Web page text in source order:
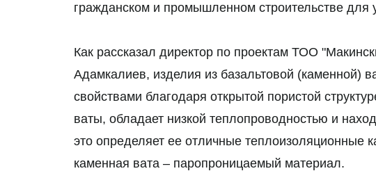
гражданском и промышленном строительстве для
Как рассказал директор по проектам ТОО
Адамкалиев, изделия из базальтовой (каменной)
свойствами благодаря открытой пористой
ваты, обладает низкой теплопроводностью и
это определяет ее отличные теплоизоляционные
каменная вата – паропроницаемый материал.